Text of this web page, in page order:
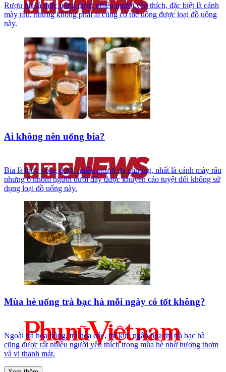
Rượu bia là thức uống được nhiều người yêu thích, đặc biệt là cánh
mày râu, nhưng không phải ai cũng có thể uống được loại đồ uống
này.
Ai không nên uống bia?
Bia là thức uống được nhiều người ưa chuộng, nhất là cánh mày râu
nhưng 6 nhóm người dưới đây được khuyến cáo tuyệt đối không sử
dụng loại đồ uống này.
Mùa hè uống trà bạc hà mỗi ngày có tốt không?
Ngoài trà hoa hồng, trà hoa cúc, trà kim ngân hoa thì trà bạc hà
cũng được rất nhiều người yêu thích trong mùa hè nhờ hương thơm
và vị thanh mát.